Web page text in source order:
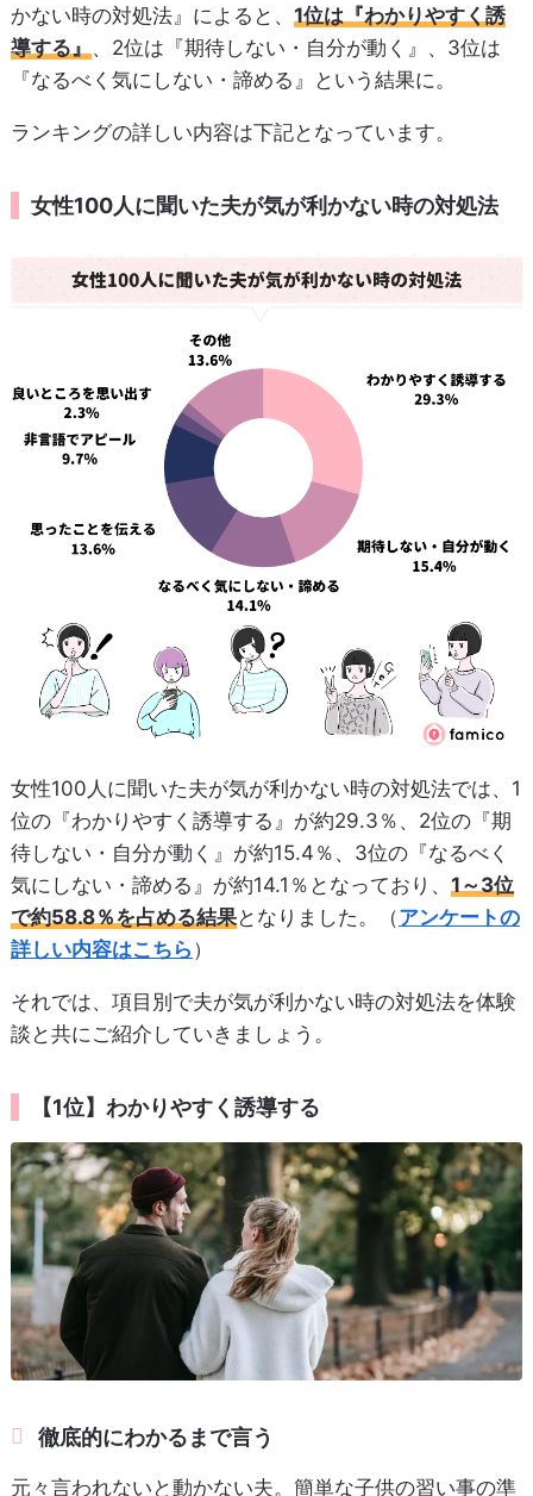
かない時の対処法』によると、 1位は『わかりやすく誘
導する』、2位は『期待しない・自分が動く』、3位は
『なるべく気にしない・諦める』という結果に。
ランキングの詳しい内容は下記となっています。
女性100人に聞いた夫が気が利かない時の対処法
女性100人に聞いた夫が気が利かない時の対処法では、1
位の『わかりやすく誘導する』が約29.3％、2位の『期
待しない・自分が動く』が約15.4％、3位の『なるべく
気にしない・諦める』が約14.1％となっており、 1～3位
で約58.8％を占める結果となりました。（アンケートの
詳しい内容はこちら ）
それでは、項目別で夫が気が利かない時の対処法を体験
談と共にご紹介していきましょう。
【1位】わかりやすく誘導する
徹底的にわかるまで言う
元々言われないと動かない夫。簡単な子供の習い事の準